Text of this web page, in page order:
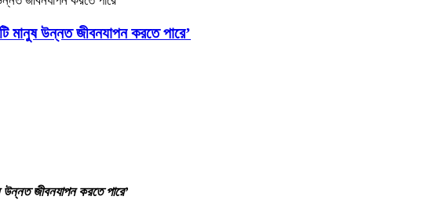
মানুষ উন্নত জীবনযাপন করতে পারে’
উন্নত জীবনযাপন করতে পারে’